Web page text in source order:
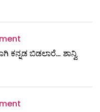
ಕನ್ನಡ ಬಿಡಲಾರೆ… ಶಾನ್ವಿ